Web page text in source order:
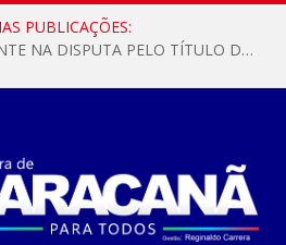
PUBLICAÇÕES:
MARACANÃ SAI NA FRENTE NA DISPUTA PELO TÍTULO DA COPA PARÁ SUB-17!